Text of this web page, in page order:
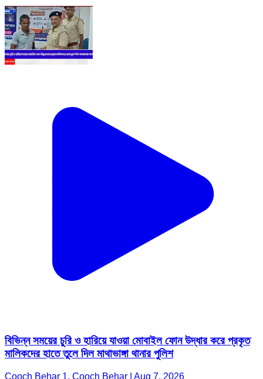
বিভিন্ন সময়ের চুরি ও হারিয়ে যাওয়া মোবাইল ফোন উদ্ধার করে প্রকৃত
মালিকদের হাতে তুলে দিল মাথাভাঙ্গা থানার পুলিশ
Cooch Behar 1, Cooch Behar | Aug 7, 2026